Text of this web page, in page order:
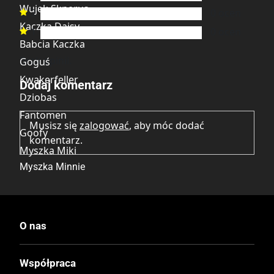
Wujek Sknerus
Kaczka Daisy
Babcia Kaczka
Goguś
Kwakerfeller
Dziobas
Fantomen
Goofy
Myszka Miki
Myszka Minnie
Egmont
Wydawca Oryginalny
 2
1
Brak opinii.
Dodaj komentarz
Musisz sięzalogować, aby móc dodać
komentarz.
O nas
Współpraca